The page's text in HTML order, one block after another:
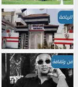
الرياضة
فن وثقافة